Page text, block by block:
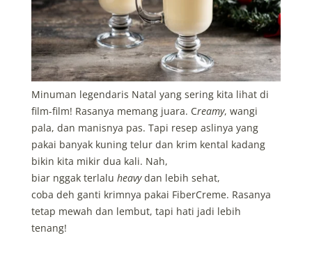
Minuman legendaris Natal yang sering kita lihat di
film-film! Rasanya memang juara. Creamy, wangi
pala, dan manisnya pas. Tapi resep aslinya yang
pakai banyak kuning telur dan krim kental kadang
bikin kita mikir dua kali. Nah,
biar nggak terlalu heavydan lebih sehat,
coba deh ganti krimnya pakai FiberCreme. Rasanya
tetap mewah dan lembut, tapi hati jadi lebih
tenang!